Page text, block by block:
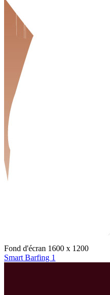
Fond d'écran 1600 x 1200
Smart Barfing 1